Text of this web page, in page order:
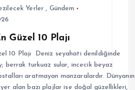
Yerler , Gündem
Güzel 10 Plajı
10 Plajı Deniz seyahati denildiğinde
berrak turkuaz sular, incecik beyaz
aratmayan manzaralardır. Dünyanın
alan bazı plajlar ise doğal güzellikleri,